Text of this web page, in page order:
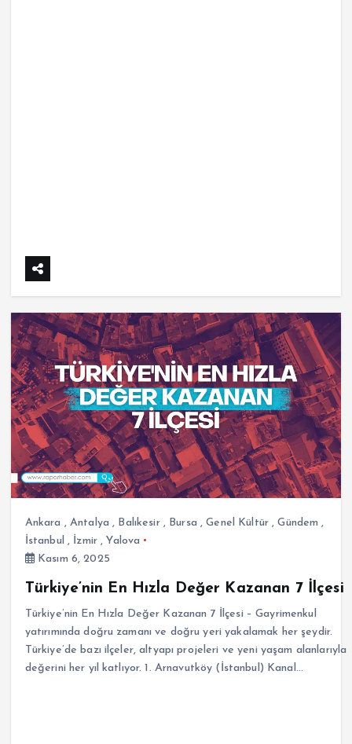
Ankara , Antalya , Balıkesir, Bursa ,Genel Kültür,Gündem ,
İstanbul , İzmir,Yalova
Kasım 6, 2025
Türkiye’nin En Hızla Değer Kazanan 7 İlçesi
Türkiye’nin En Hızla Değer Kazanan 7 İlçesi – Gayrimenkul
yatırımında doğru zamanı ve doğru yeri yakalamak her şeydir.
Türkiye’de bazı ilçeler, altyapı projeleri ve yeni yaşam alanlarıyla
değerini her yıl katlıyor. 1. Arnavutköy (İstanbul) Kanal…